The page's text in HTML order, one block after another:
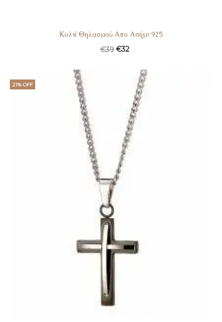
Κολιέ Θηλασμού Απο Ασήμι 925
€39 €32
21% OFF